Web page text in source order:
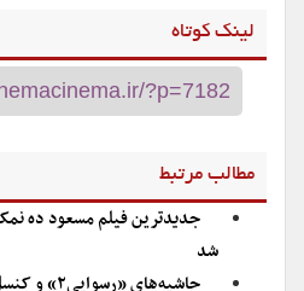
لینک کوتاه
مطالب مرتبط
جدیدترین فیلم مسعود ده
شد
حاشیه‌های